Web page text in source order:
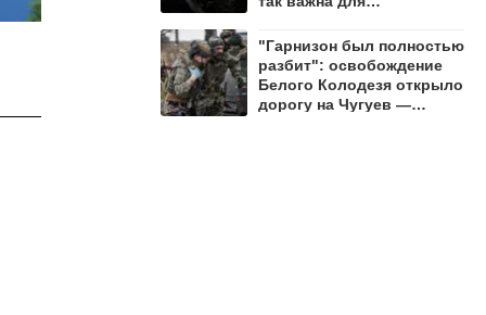
"Гарнизон был полностью
разбит": освобождение
Белого Колодезя открыло
дорогу на Чугуев —